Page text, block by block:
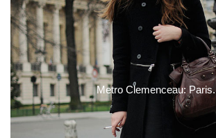
Metro Clemenceau: Paris.